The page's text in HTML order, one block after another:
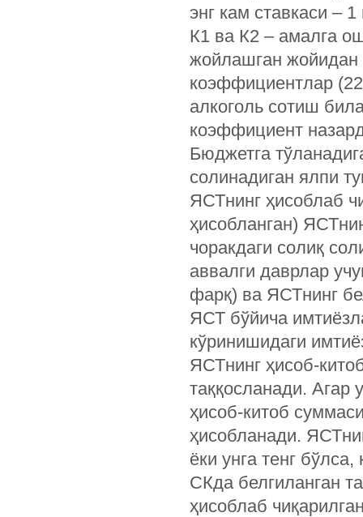
энг кам ставкаси –
К1 ва К2 – амалга
жойлашган жойидан
коэффициентлар
алкоголь сотиш
коэффициент
Бюджетга
солинадиган ялпи
ЯСТнинг ҳисоблаб
ҳисобланган)
чоракдаги солиқ
аввалги даврлар
фарқ) ва ЯСТнинг
ЯСТ бўйича
кўринишидаги
ЯСТнинг ҳисоб-
таққосланади. Агар
ҳисоб-китоб
ҳисобланади.
ёки унга тенг
СКда белгиланган
ҳисоблаб